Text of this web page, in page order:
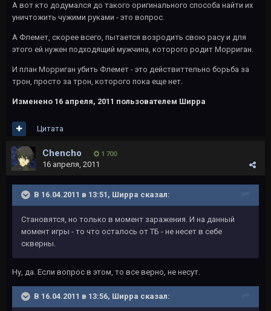
А вот кто додумался до такого оригинального способа найти их
уничтожить чужими руками - это вопрос.
А Флемет, скорее всего, пытается возродить свою расу и для
этого ей нужен подходящий мужчина, которого родит Морриган.
И план Морриган убить Флемет - это действиттельно борьба за
трон, просто за трон, которого пока еще нет.
Изменено 16 апреля, 2011 пользователем Ширра
Цитата
Chencho 1 700
16 апреля, 2011
В 16.04.2011 в 13:51, Ширра сказал:
Становятся, но только в момент заражения. И на данный
момент игры - то что осталось от ТБ - не несет в себе
скверны.
Ну, да. Если вопрос в этом, то все верно, не несут.
В 16.04.2011 в 13:56, Ширра сказал: